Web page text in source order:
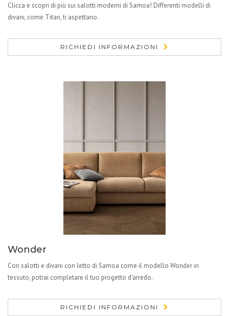
Clicca e scopri di più sui salotti moderni di Samoa! Differenti modelli di
divani, come Titan, ti aspettano.
RICHIEDI INFORMAZIONI
Wonder
Con salotti e divani con letto di Samoa come il modello Wonder in
tessuto, potrai completare il tuo progetto d'arredo.
RICHIEDI INFORMAZIONI